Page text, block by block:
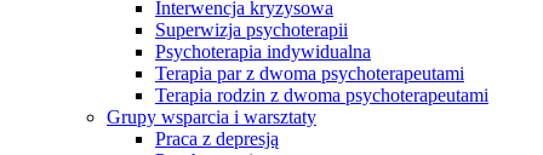
Interwencja kryzysowa
Superwizja psychoterapii
Psychoterapia indywidualna
Terapia par z dwoma psychoterapeutami
Terapia rodzin z dwoma psychoterapeutami
Grupy wsparcia i warsztaty
Praca z depresją